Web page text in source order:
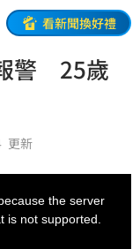
看新聞換好禮
警 25歲
更新
the server
is not supported.